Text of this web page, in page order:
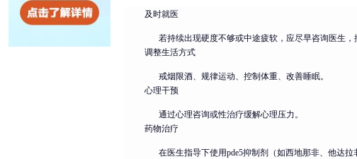
及时就医
若持续出现硬度不够或中途疲软，应尽早咨询医生，
调整生活方式
戒烟限酒、规律运动、控制体重、改善睡眠。
心理干预
通过心理咨询或性治疗缓解心理压力。
药物治疗
在医生指导下使用pde5抑制剂（如西地那非、他达拉